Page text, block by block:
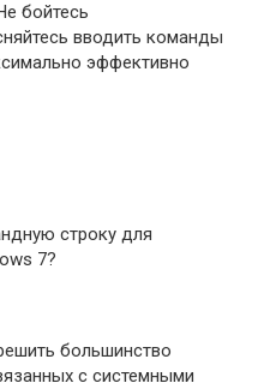
бойтесь
вводить команды
эффективно
строку для
7?
большинство
с системными